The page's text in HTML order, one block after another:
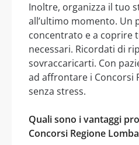
Inoltre, organizza il tuo
all’ultimo momento. Un
concentrato e a coprire
necessari. Ricordati di
sovraccaricarti. Con
ad affrontare i Concorsi
senza stress.
Quali sono i vantaggi
Concorsi Regione